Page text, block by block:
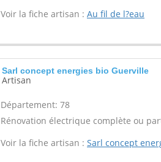
Voir la fiche artisan : Au fil de l?eau
Sarl concept energies bio Guerville
Artisan
Département: 78
Rénovation électrique complète ou
Voir la fiche artisan : Sarl concept